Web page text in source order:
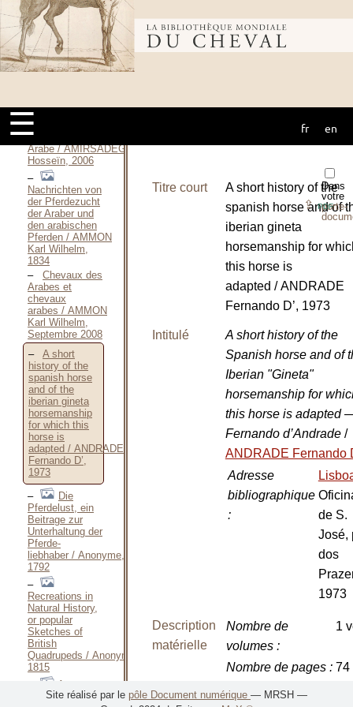
Bibliothèque
mondiale du
cheval
☰ fr en
Gérard, 2002
Le
Breton / ALLE
Gérard, 2003
Abbildungen
Racen / ALTON
Eduard D’, 1827
Arabe / AMIRSADEGHI
Hosseïn, 2006
Nachrichten von
der Pferdezucht
der Araber und
den arabischen
Pferden / AMMON
Karl Wilhelm,
1834
Chevaux des
Arabes et
chevaux
arabes / AMMON
Karl Wilhelm,
Septembre 2008
A short
history of the
spanish horse
and of the
iberian gineta
horsemanship
for which this
horse is
adapted / ANDRADE
Fernando D’,
1973
Die
Pferdelust, ein
Beitrage zur
Unterhaltung der
Pferde-
liebhaber / Anonyme,
1792
Recreations in
Natural History,
or popular
Sketches of
British
Quadrupeds / Anonyme,
1815
A
comparative
Dans
votre
porte-
⇪PDF
Titre court
A short history of the
spanish horse and of
iberian gineta
horsemanship for
this horse is
adapted / ANDRADE
Fernando D’, 1973
Intitulé
A short history of the
Spanish horse and of
Iberian "Gineta"
horsemanship for
this horse is adapted
Fernando d’Andrade /
ANDRADE Fernando
Adresse
bibliographique
:
de S.
José,
dos
1973
Description
matérielle
Nombre de
volumes:
1
Nombre de pages: 74
Dimensions:
Site réalisé par le pôle Document numérique — MRSH —